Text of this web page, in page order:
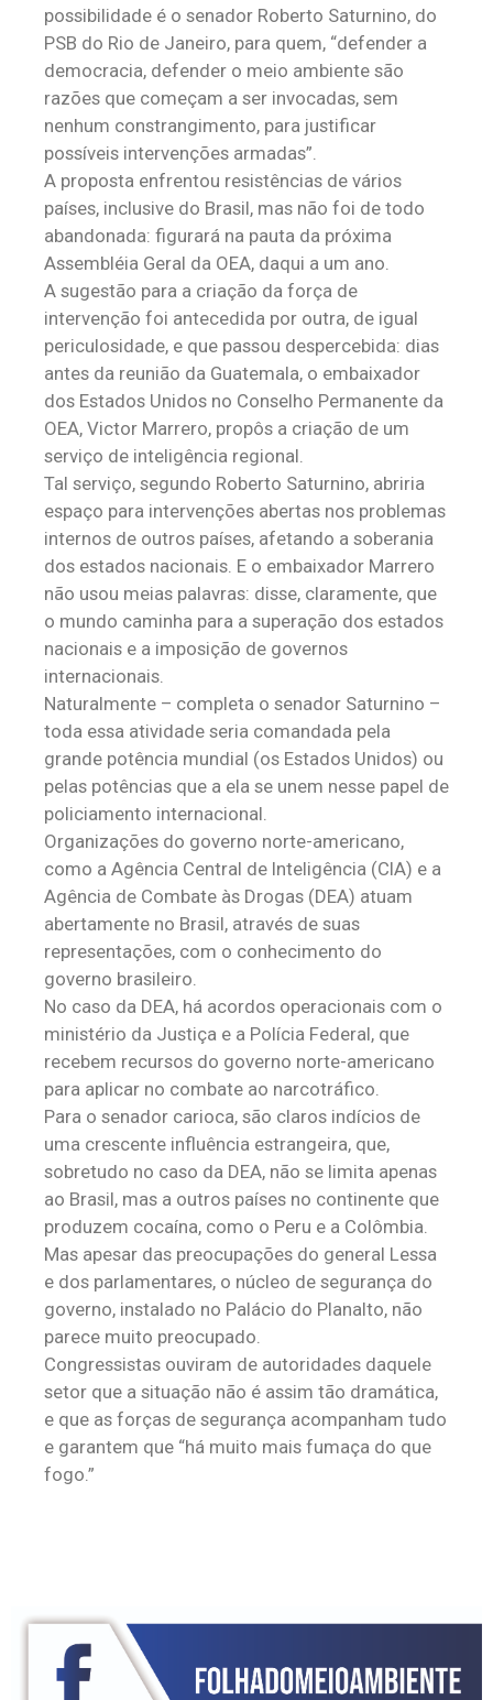
possibilidade é o senador Roberto Saturnino, do
PSB do Rio de Janeiro, para quem, “defender a
democracia, defender o meio ambiente são
razões que começam a ser invocadas, sem
nenhum constrangimento, para justificar
possíveis intervenções armadas”.
A proposta enfrentou resistências de vários
países, inclusive do Brasil, mas não foi de todo
abandonada: figurará na pauta da próxima
Assembléia Geral da OEA, daqui a um ano.
A sugestão para a criação da força de
intervenção foi antecedida por outra, de igual
periculosidade, e que passou despercebida: dias
antes da reunião da Guatemala, o embaixador
dos Estados Unidos no Conselho Permanente da
OEA, Victor Marrero, propôs a criação de um
serviço de inteligência regional.
Tal serviço, segundo Roberto Saturnino, abriria
espaço para intervenções abertas nos problemas
internos de outros países, afetando a soberania
dos estados nacionais. E o embaixador Marrero
não usou meias palavras: disse, claramente, que
o mundo caminha para a superação dos estados
nacionais e a imposição de governos
internacionais.
Naturalmente – completa o senador Saturnino –
toda essa atividade seria comandada pela
grande potência mundial (os Estados Unidos) ou
pelas potências que a ela se unem nesse papel de
policiamento internacional.
Organizações do governo norte-americano,
como a Agência Central de Inteligência (CIA) e a
Agência de Combate às Drogas (DEA) atuam
abertamente no Brasil, através de suas
representações, com o conhecimento do
governo brasileiro.
No caso da DEA, há acordos operacionais com o
ministério da Justiça e a Polícia Federal, que
recebem recursos do governo norte-americano
para aplicar no combate ao narcotráfico.
Para o senador carioca, são claros indícios de
uma crescente influência estrangeira, que,
sobretudo no caso da DEA, não se limita apenas
ao Brasil, mas a outros países no continente que
produzem cocaína, como o Peru e a Colômbia.
Mas apesar das preocupações do general Lessa
e dos parlamentares, o núcleo de segurança do
governo, instalado no Palácio do Planalto, não
parece muito preocupado.
Congressistas ouviram de autoridades daquele
setor que a situação não é assim tão dramática,
e que as forças de segurança acompanham tudo
e garantem que “há muito mais fumaça do que
fogo.”